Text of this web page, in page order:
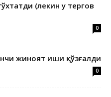
(лекин у тергов
0
жиноят иши қўзғалди
0